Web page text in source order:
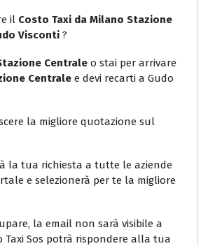
il Costo Taxi da Milano Stazione
Visconti ?
Centrale o stai per arrivare
Centrale e devi recarti a Gudo
la migliore quotazione sul
la tua richiesta a tutte le aziende
e selezionerà per te la migliore
la email non sarà visibile a
Taxi Sos potrà rispondere alla tua